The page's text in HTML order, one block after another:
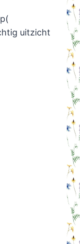
uitzicht